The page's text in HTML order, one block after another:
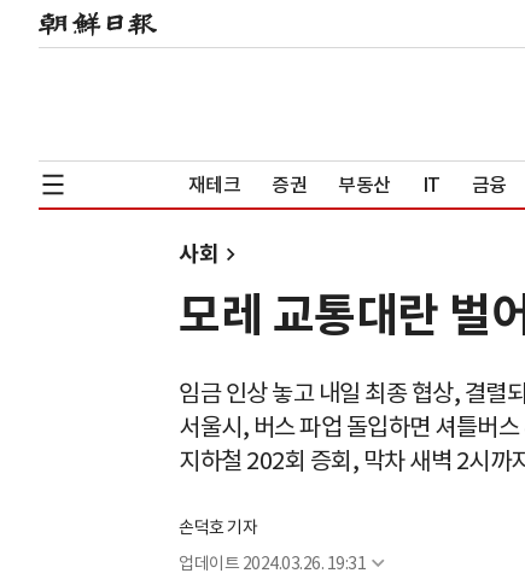
재테크 증권 부동산 IT 금융
사회
모레 교통대란 벌
임금 인상 놓고 내일 최종 협상, 결렬
서울시, 버스 파업 돌입하면 셔틀버
지하철 202회 증회, 막차 새벽 2시까
손덕호 기자
업데이트 2024.03.26. 19:31